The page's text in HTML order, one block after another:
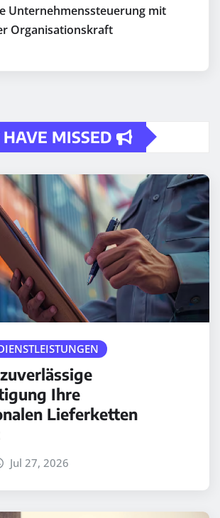
Unternehmenssteuerung mit
Organisationskraft
MISSED
Ihre
Lieferketten
Jul 27, 2026